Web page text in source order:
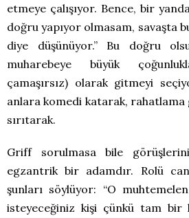
etmeye çalışıyor. Bence, bir
doğru yapıyor olmasam, savaşta
diye düşünüyor.” Bu doğru
muharebeye büyük
çamaşırsız) olarak gitmeyi
anlara komedi katarak,
sırıtarak.
Griff sorulmasa bile
egzantrik bir adamdır. Rolü
şunları söylüyor: “O
isteyeceğiniz kişi çünkü tam bir